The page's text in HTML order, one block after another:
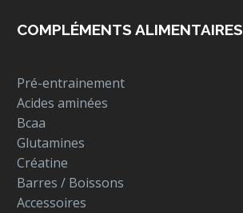
COMPLÉMENTS ALIMENTAIRES
Pré-entrainement
Acides aminées
Bcaa
Glutamines
Créatine
Barres / Boissons
Accessoires